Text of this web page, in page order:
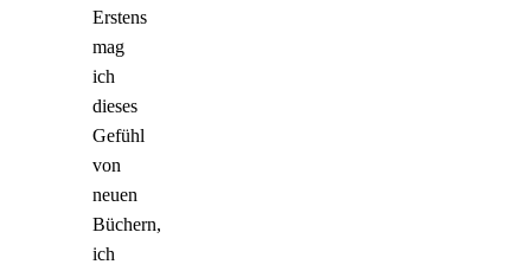
Erstens
mag
ich
dieses
Gefühl
von
neuen
Büchern,
ich